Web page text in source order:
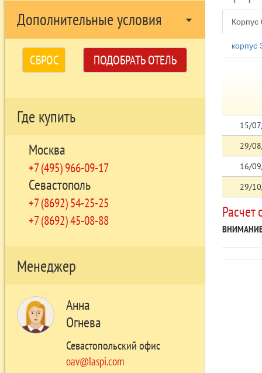
Дополнительные условия arrow_drop_down
СБРОС ПОДОБРАТЬ ОТЕЛЬ
Где купить
Москва
+7 (495) 966-09-17
Севастополь
+7 (8692) 54-25-25
+7 (8692) 45-08-88
Менеджер
Анна
Огнева
Севастопольский офис
oav@laspi.com
Корпус
корпус
15/
29/
16/
29/